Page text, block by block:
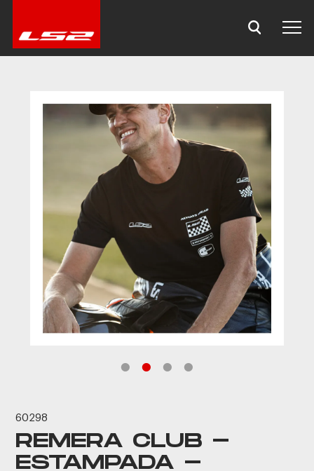
60298
REMERA CLUB -
ESTAMPADA -